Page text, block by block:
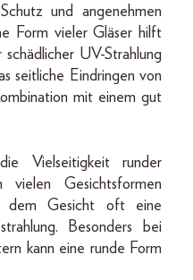
und angenehmen
Form vieler Gläser hilft
UV-Strahlung
seitliche Eindringen von
mit einem gut
Vielseitigkeit runder
vielen Gesichtsformen
dem Gesicht oft eine
Besonders bei
kann eine runde Form